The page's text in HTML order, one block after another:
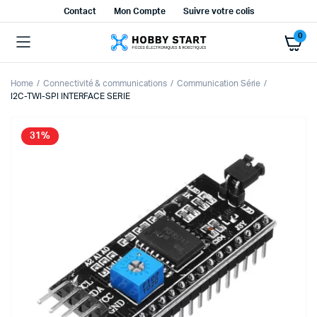
Contact Mon Compte Suivre votre colis
0
Home Connectivité & communications
Communication Série
I2C-TWI-SPI INTERFACE SERIE
31%